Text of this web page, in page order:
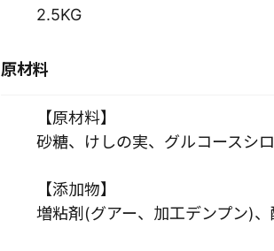
2.5KG
原材料
【原材料】
砂糖、けしの実、グルコースシ
【添加物】
増粘剤(グアー、加工デンプン)